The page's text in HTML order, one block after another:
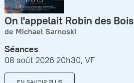
On l'appelait Robin des Bois
de Michael Sarnoski
Séances
08 août 2026 20h30, VF